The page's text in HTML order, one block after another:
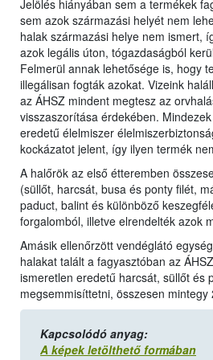
Jelölés hiányában sem a termékek
sem azok származási helyét nem
halak származási helye nem ismert,
azok legális úton, tógazdaságból
Felmerül annak lehetősége is, hogy
illegálisan fogták azokat. Vizeink
az ÁHSZ mindent megtesz az
visszaszorítása érdekében.
eredetű élelmiszer
kockázatot jelent, így ilyen termék
A halőrök az első étteremben
(süllőt, harcsát, busa és ponty filét,
paduct, balint és különböző
forgalomból, illetve elrendelték azok
Amásik ellenőrzött vendéglátó
halakat talált a fagyasztóban az
ismeretlen eredetű harcsát, süllőt és
megsemmisíttetni, összesen
Kapcsolódó anyag:
A képek letölthető formában